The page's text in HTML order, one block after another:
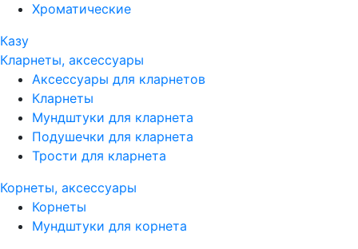
Хроматические
Казу
Кларнеты, аксессуары
Аксессуары для кларнетов
Кларнеты
Мундштуки для кларнета
Подушечки для кларнета
Трости для кларнета
Корнеты, аксессуары
Корнеты
Мундштуки для корнета